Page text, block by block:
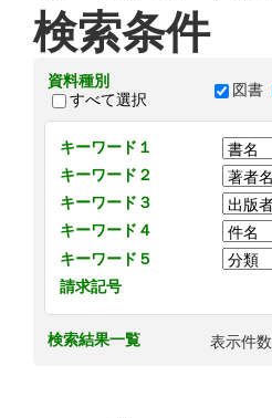
検索条件
資料種別
すべて選択
図書
キーワード１
キーワード２
キーワード３
キーワード４
キーワード５
請求記号
検索結果一覧 表示件数